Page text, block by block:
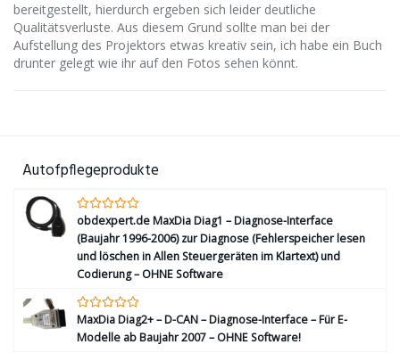
bereitgestellt, hierdurch ergeben sich leider deutliche
Qualitätsverluste. Aus diesem Grund sollte man bei der
Aufstellung des Projektors etwas kreativ sein, ich habe ein Buch
drunter gelegt wie ihr auf den Fotos sehen könnt.
Autofpflegeprodukte
obdexpert.de MaxDia Diag1 – Diagnose-Interface
(Baujahr 1996-2006) zur Diagnose (Fehlerspeicher lesen
und löschen in Allen Steuergeräten im Klartext) und
Codierung – OHNE Software
MaxDia Diag2+ – D-CAN – Diagnose-Interface – Für E-
Modelle ab Baujahr 2007 – OHNE Software!